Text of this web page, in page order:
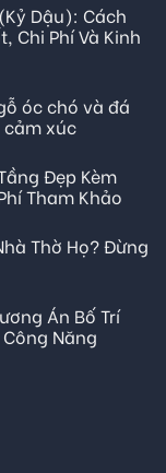
Dậu): Cách
Chi Phí Và Kinh
óc chó và đá
xúc
Đẹp Kèm
Tham Khảo
Thờ Họ? Đừng
Án Bố Trí
Năng